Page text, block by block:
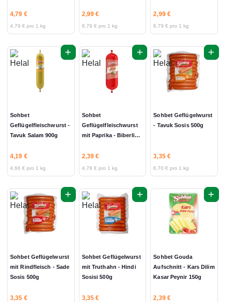
4,79 €
4,79 € pro 1 kg
2,99 €
8,79 € pro 1 kg
2,99 €
8,79 € pro 1 kg
+
Sohbet
Geflügelfleischwurst -
Tavuk Salam 900g
4,19 €
4,66 € pro 1 kg
+
Sohbet
Geflügelfleischwurst
mit Paprika - Biberli
2,39 €
4,78 € pro 1 kg
+
Sohbet Geflügelwurst
- Tavuk Sosis 500g
3,35 €
6,70 € pro 1 kg
+
Sohbet Geflügelwurst
mit Rindfleisch - Sade
Sosis 500g
3,35 €
+
Sohbet Geflügelwurst
mit Truthahn - Hindi
Sosisi 500g
3,35 €
+
Sohbet Gouda
Aufschnitt - Kars Dilim
Kasar Peynir 150g
2,39 €